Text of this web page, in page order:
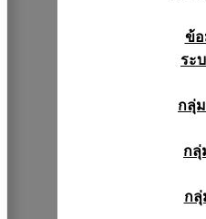
ข้อ
ระ
กลุ่
กลุ่
กลุ่